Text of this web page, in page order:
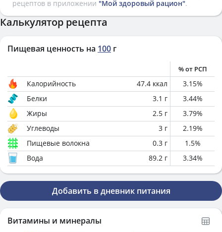
рецептов в приложении "Мой здоровый рацион".
Калькулятор рецепта
Пищевая ценность на 100 г
% от РСП
Калорийность 47.4 ккал 3.15%
Белки
3.1 г 3.44%
Жиры
2.5 г 3.79%
Углеводы
3 г 2.19%
Пищевые волокна
0.3 г 1.5%
Вода
89.2 г 3.34%
Добавить в дневник питания
Витамины и минералы